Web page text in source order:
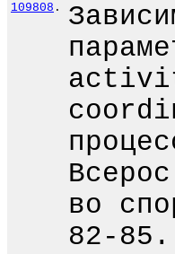
109808 .
во
82-85.